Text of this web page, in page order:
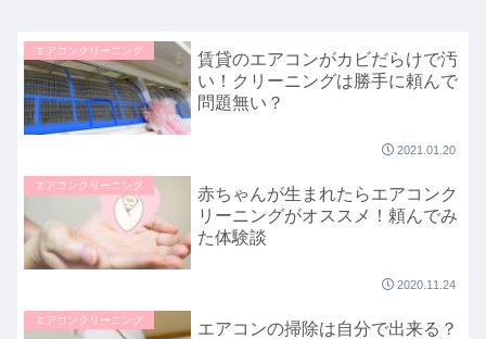
エアコンクリーニング
賃貸のエアコンがカビだらけで汚
い！クリーニングは勝手に頼んで
問題無い？
2021.01.20
エアコンクリーニング
赤ちゃんが生まれたらエアコンク
リーニングがオススメ！頼んでみ
た体験談
2020.11.24
エアコンクリーニング
エアコンの掃除は自分で出来る？